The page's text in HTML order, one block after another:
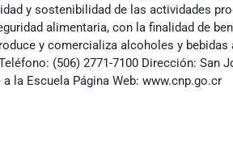
y sostenibilidad de las actividades
alimentaria, con la finalidad de
y comercializa alcoholes y
(506) 2771-7100 Dirección: San
la Escuela Página Web: www.cnp.go.cr